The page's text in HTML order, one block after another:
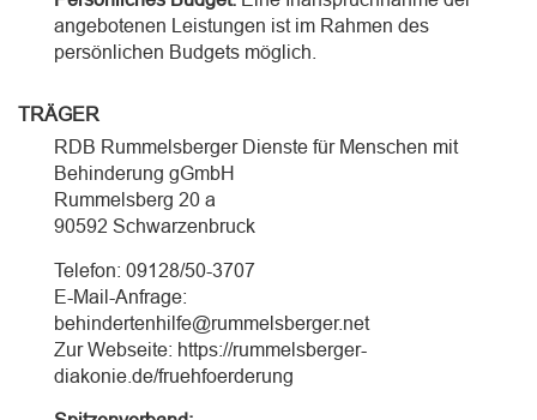
angebotenen Leistungen ist im Rahmen des
persönlichen Budgets möglich.
TRÄGER
RDB Rummelsberger Dienste für Menschen mit
Behinderung gGmbH
Rummelsberg 20 a
90592 Schwarzenbruck
Telefon: 09128/50-3707
E-Mail-Anfrage:
behindertenhilfe@rummelsberger.net
Zur Webseite: https://rummelsberger-
diakonie.de/fruehfoerderung